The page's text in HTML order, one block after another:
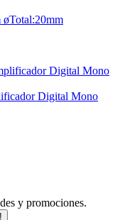
øTotal:20mm
Digital Mono
y promociones.